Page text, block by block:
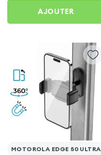
AJOUTER
MOTOROLA EDGE 50 ULTRA